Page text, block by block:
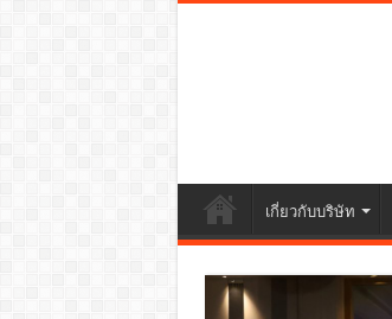
เกี่ยวกับบริษัท